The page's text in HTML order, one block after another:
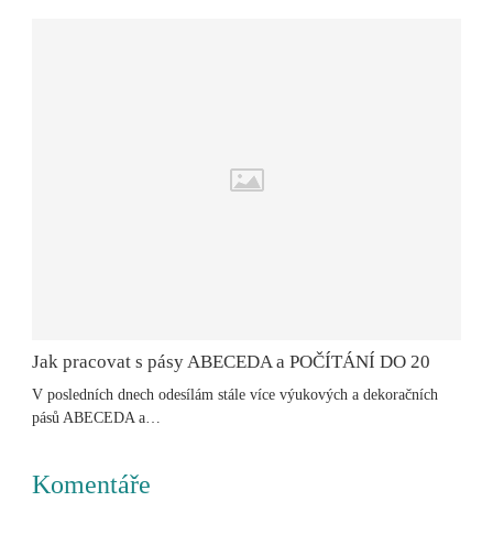
Jak pracovat s pásy ABECEDA a POČÍTÁNÍ DO 20
V posledních dnech odesílám stále více výukových a dekoračních
pásů ABECEDA a…
Komentáře